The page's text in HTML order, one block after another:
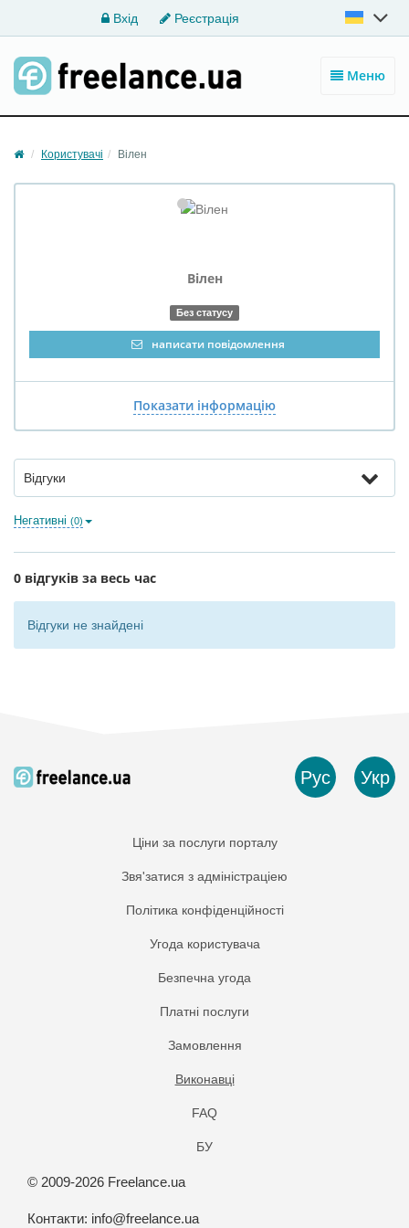
Вхід Реєстрація
Меню
Користувачі Вілен
Вілен
Без статусу
написати повідомлення
Показати інформацію
Відгуки
Негативні (0)
0 відгуків за весь час
Відгуки не знайдені
Рус Укр
Ціни за послуги порталу
Звя'затися з адміністраціею
Політика конфіденційності
Угода користувача
Безпечна угода
Платнi послуги
Замовлення
Виконавці
FAQ
БУ
© 2009-2026 Freelance.ua
Контакти: info@freelance.ua